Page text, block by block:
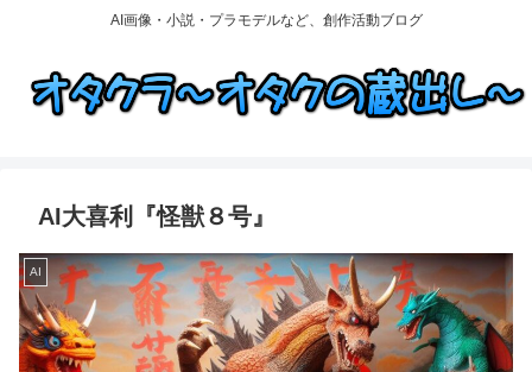
AI画像・小説・プラモデルなど、創作活動ブログ
AI大喜利『怪獣８号』
AI